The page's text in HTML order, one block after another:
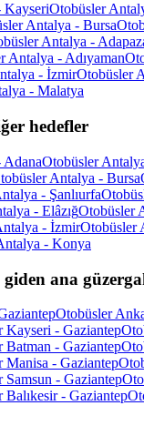
KayseriOtobüsler
Antalya - Bursa
Antalya -
Antalya - Adıyaman
- İzmirOtobüsler
- Malatya
hedefler
AdanaOtobüsler
Antalya - Bursa
- Şanlıurfa
- ElâzığOtobüsler
- İzmirOtobüsler
- Konya
ana
Otobüsler
Kayseri - Gaziantep
Batman - Gaziantep
Manisa - Gaziantep
Samsun - Gaziantep
Balıkesir - Gaziantep